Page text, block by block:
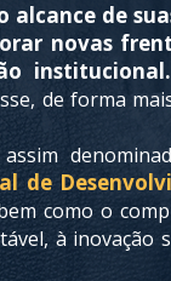
de
novas
institucional.
de forma
de
como o
à